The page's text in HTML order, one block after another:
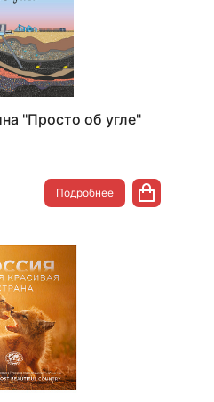
"Просто об угле"
Подробнее